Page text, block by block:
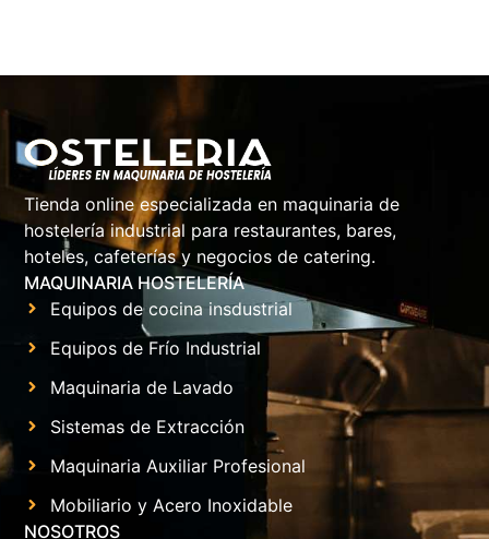
Tienda online especializada en maquinaria de
hostelería industrial para restaurantes, bares,
hoteles, cafeterías y negocios de catering.
MAQUINARIA HOSTELERÍA
Equipos de cocina insdustrial
Equipos de Frío Industrial
Maquinaria de Lavado
Sistemas de Extracción
Maquinaria Auxiliar Profesional
Mobiliario y Acero Inoxidable
NOSOTROS